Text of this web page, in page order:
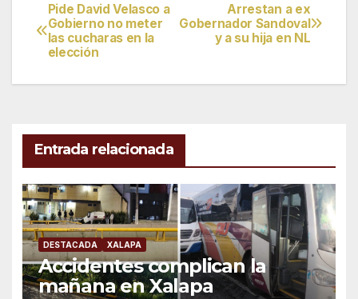
Navegación
de
entradas
Arrestan a ex
Gobernador Sandoval
y a su hija en NL
Pide David Velasco a
Gobierno no meter
las cucharas en la
elección
Entrada relacionada
DESTACADA XALAPA
Accidentes complican la
mañana en Xalapa